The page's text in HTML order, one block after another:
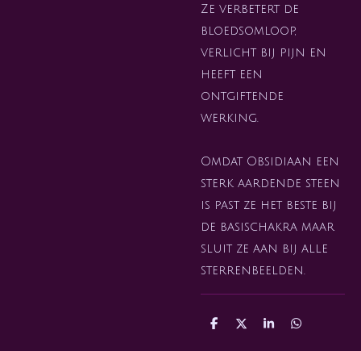
Ze verbetert de
bloedsomloop,
verlicht bij pijn en
heeft een
ontgiftende
werking.
Omdat Obsidiaan een
sterk aardende steen
is past ze het beste bij
de basischakra maar
sluit ze aan bij alle
sterrenbeelden.
D
D
S
D